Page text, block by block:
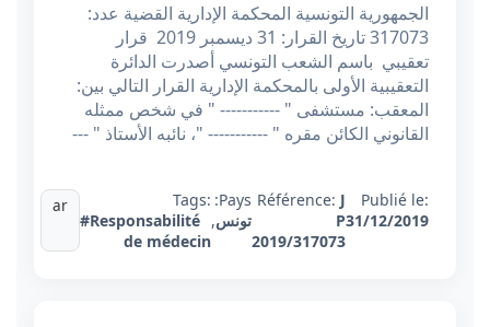
الجمهورية التونسية المحكمة الإدارية القضية عدد:
317073 تاريخ القرار: 31 ديسمبر 2019 قرار
تعقيبي باسم الشعب التونسي أصدرت الدائرة
التعقيبية الأولى بالمحكمة الإدارية القرار التالي بين:
المعقب: مستشفى " ----------- " في شخص ممثله
القانوني الكائن مقره " ----------- "، نائبه الأستاذ " ---
Publié le:
31/12/2019
Référence: J
P
2019/317073
Pays:
تونس,
Tags:
#Responsabilité
de médecin
ar